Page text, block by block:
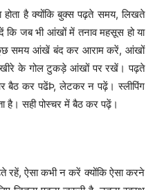
है क्योंकि बुक्स पढ़ते समय, लिखते
कि जब भी आंखों में तनाव महसूस हो या
समय आंखें बंद कर आराम करें, आंखों
के गोल टुकड़े आंखों पर रखें। पढ़ते
बैठ कर पढेंÞ, लेटकर न पढ़ें। स्लीपिंग
है। सही पोस्चर में बैठ कर पढ़ें।
रहें, ऐसा कभी न करें क्योंकि ऐसा करने